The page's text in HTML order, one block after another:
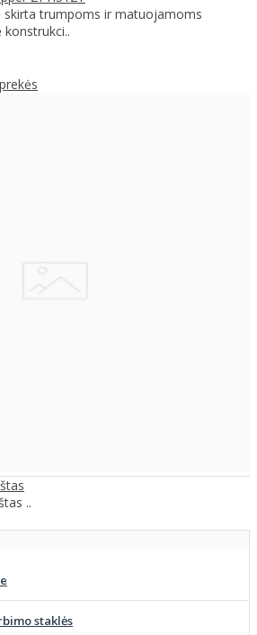
skirta trumpoms ir matuojamoms
konstrukci..
..
staklės